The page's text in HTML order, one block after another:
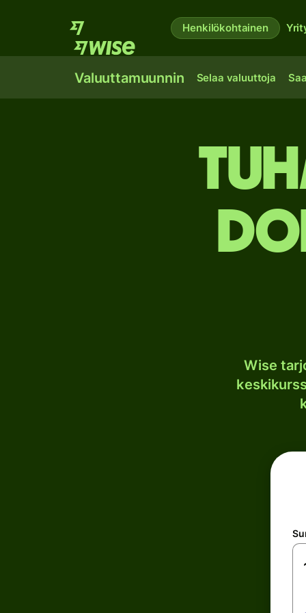
Henkilökohtainen
Valuuttamuunnin Selaa valuuttoja
Wise